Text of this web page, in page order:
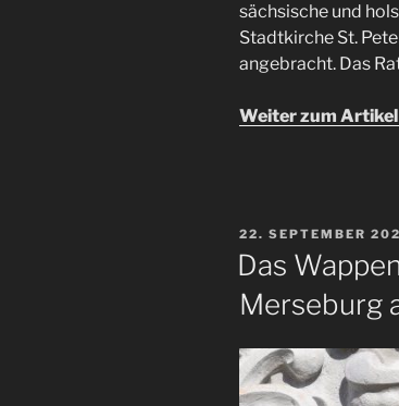
sächsische und
Stadtkirche St.
angebracht. Das
Weiter zum
VERÖFFENTLICHT
AM
22. SEPTEMBER
Das
Merseburg